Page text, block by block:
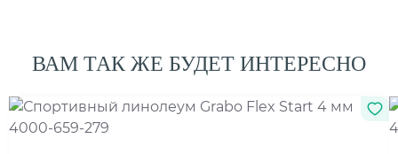
ВАМ ТАК ЖЕ БУДЕТ ИНТЕРЕСНО